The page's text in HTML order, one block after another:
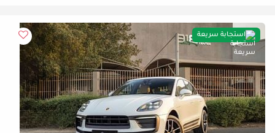
استجابة سريعة